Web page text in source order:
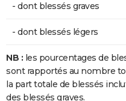
- dont blessés graves
- dont blessés légers
NB : les pourcentages de
sont rapportés au nombre
la part totale de blessés
des blessés graves.